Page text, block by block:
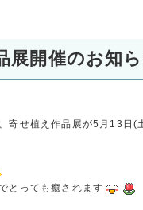
展開催のお知
寄せ植え作品展が5月13日(
とっても癒されます